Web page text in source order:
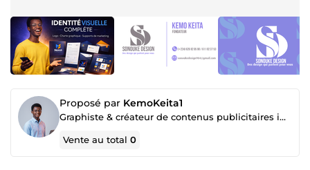
Proposé par KemoKeita1
Graphiste & créateur de contenus publicitaires impactantes
Vente au total0